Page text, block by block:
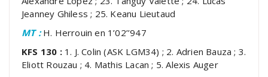
Jeanney Ghiless ; 25. Keanu Lieutaud
MT :H. Herrouin en 1’02’’947
KFS 130 :1. J. Colin (ASK LGM34) ; 2. Adrien Bauza ; 3.
Eliott Rouzau ; 4. Mathis Lacan ; 5. Alexis Auger